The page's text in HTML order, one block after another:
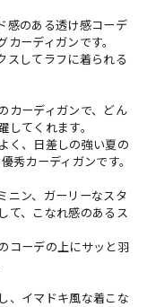
感のある透け感コーデ
ーディガンです。
スしてラフに着られる
カーディガンで、どん
してくれます。
く、日差しの強い夏の
秀カーディガンです。
ニン、ガーリーなスタ
て、こなれ感のあるス
コーデの上にサッと羽
、イマドキ風な着こな